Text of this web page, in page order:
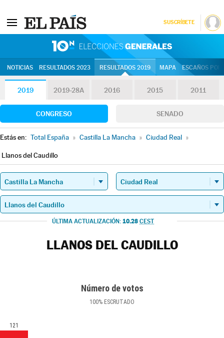
SUSCRÍBETE
NOTICIAS RESULTADOS 2023 RESULTADOS 2019 MAPA ESCAÑOS
2019 2019-28A 2016 2015 2011
CONGRESO SENADO
Estás en: Total España » Castilla La Mancha » Ciudad Real »
Llanos del Caudillo
ÚLTIMA ACTUALIZACIÓN: 10.28 CEST
LLANOS DEL CAUDILLO
Número de votos
100% ESCRUTADO
121